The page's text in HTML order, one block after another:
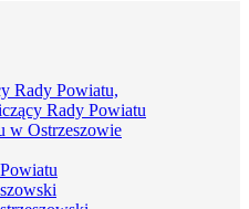
Rady Powiatu,
Rady Powiatu
w Ostrzeszowie